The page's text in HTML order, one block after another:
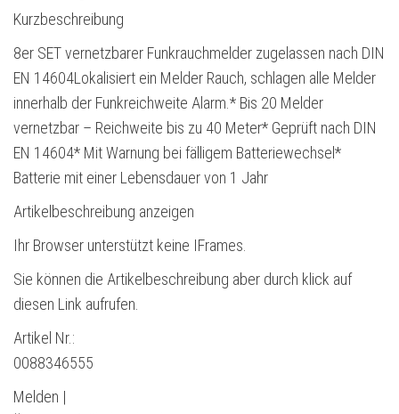
Kurzbeschreibung
8er SET vernetzbarer Funkrauchmelder zugelassen nach DIN
EN 14604Lokalisiert ein Melder Rauch, schlagen alle Melder
innerhalb der Funkreichweite Alarm.* Bis 20 Melder
vernetzbar – Reichweite bis zu 40 Meter* Geprüft nach DIN
EN 14604* Mit Warnung bei fälligem Batteriewechsel*
Batterie mit einer Lebensdauer von 1 Jahr
Artikelbeschreibung anzeigen
Ihr Browser unterstützt keine IFrames.
Sie können die Artikelbeschreibung aber durch klick auf
diesen Link aufrufen.
Artikel Nr.:
0088346555
Melden |